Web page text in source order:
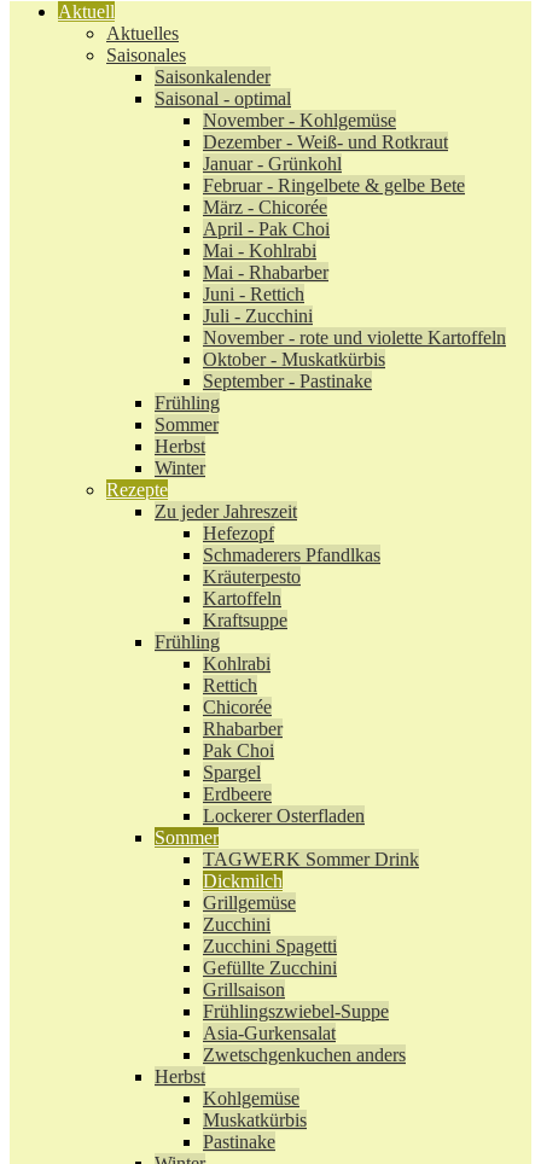
Aktuell
Aktuelles
Saisonales
Saisonkalender
Saisonal - optimal
November - Kohlgemüse
Dezember - Weiß- und Rotkraut
Januar - Grünkohl
Februar - Ringelbete & gelbe Bete
März - Chicorée
April - Pak Choi
Mai - Kohlrabi
Mai - Rhabarber
Juni - Rettich
Juli - Zucchini
November - rote und violette Kartoffeln
Oktober - Muskatkürbis
September - Pastinake
Frühling
Sommer
Herbst
Winter
Rezepte
Zu jeder Jahreszeit
Hefezopf
Schmaderers Pfandlkas
Kräuterpesto
Kartoffeln
Kraftsuppe
Frühling
Kohlrabi
Rettich
Chicorée
Rhabarber
Pak Choi
Spargel
Erdbeere
Lockerer Osterfladen
Sommer
TAGWERK Sommer Drink
Dickmilch
Grillgemüse
Zucchini
Zucchini Spagetti
Gefüllte Zucchini
Grillsaison
Frühlingszwiebel-Suppe
Asia-Gurkensalat
Zwetschgenkuchen anders
Herbst
Kohlgemüse
Muskatkürbis
Pastinake